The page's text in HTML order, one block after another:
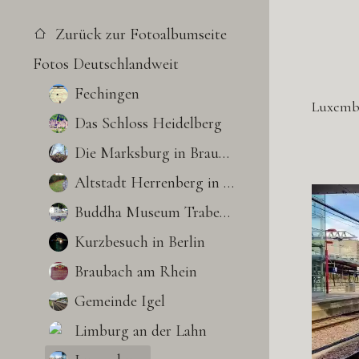
Zurück zur Fotoalbumseite
Fotos Deutschlandweit
Fechingen
Das Schloss Heidelberg
Die Marksburg in Braubach
Altstadt Herrenberg in BW
Buddha Museum Traben-Trarbach
Kurzbesuch in Berlin
Braubach am Rhein
Gemeinde Igel
Limburg an der Lahn